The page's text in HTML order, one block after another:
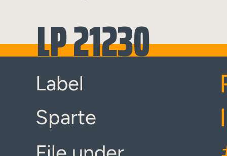
LP 21230
Label
Sparte